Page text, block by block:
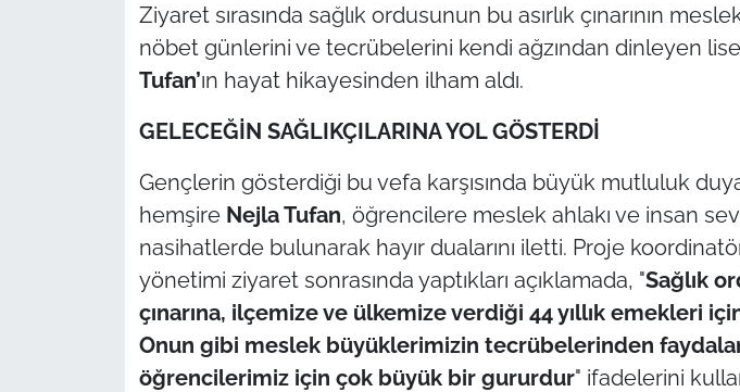
Ziyaret sırasında sağlık ordusunun bu asırlık çınarının
nöbet günlerini ve tecrübelerini kendi ağzından dinleyen
Tufan’ın hayat hikayesinden ilham aldı.
GELECEĞİN SAĞLIKÇILARINA YOL GÖSTERDİ
Gençlerin gösterdiği bu vefa karşısında büyük mutluluk
hemşire Nejla Tufan, öğrencilere meslek ahlakı ve insan
nasihatlerde bulunarak hayır dualarını iletti. Proje
yönetimi ziyaret sonrasında yaptıkları açıklamada, "Sağlık
çınarına, ilçemize ve ülkemize verdiği 44 yıllık emekleri
Onun gibi meslek büyüklerimizin tecrübelerinden
öğrencilerimiz için çok büyük bir gururdur" ifadelerini